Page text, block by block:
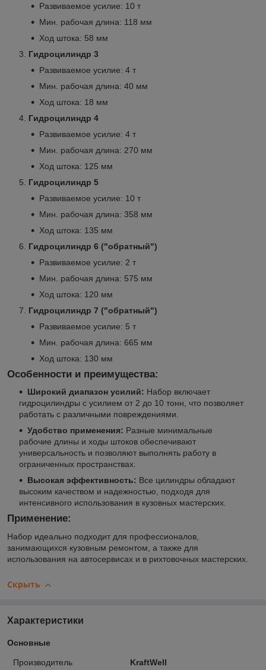
Развиваемое усилие: 10 т
Мин. рабочая длина: 118 мм
Ход штока: 58 мм
Гидроцилиндр 3
Развиваемое усилие: 4 т
Мин. рабочая длина: 40 мм
Ход штока: 18 мм
Гидроцилиндр 4
Развиваемое усилие: 4 т
Мин. рабочая длина: 270 мм
Ход штока: 125 мм
Гидроцилиндр 5
Развиваемое усилие: 10 т
Мин. рабочая длина: 358 мм
Ход штока: 135 мм
Гидроцилиндр 6 ("обратный")
Развиваемое усилие: 2 т
Мин. рабочая длина: 575 мм
Ход штока: 120 мм
Гидроцилиндр 7 ("обратный")
Развиваемое усилие: 5 т
Мин. рабочая длина: 665 мм
Ход штока: 130 мм
Особенности и преимущества:
Широкий диапазон усилий: Набор включает
гидроцилиндры с усилием от 2 до 10 тонн, что позволяет
работать с различными повреждениями.
Удобство применения: Разные минимальные
рабочие длины и ходы штоков обеспечивают
универсальность и позволяют выполнять работу в
ограниченных пространствах.
Высокая эффективность: Все цилиндры обладают
высоким качеством и надежностью, подходя для
интенсивного использования в кузовных мастерских.
Применение:
Набор идеально подходит для профессионалов,
занимающихся кузовным ремонтом, а также для
использования на автосервисах и в рихтовочных мастерских.
Скрыть
Характеристики
Основные
Производитель KraftWell